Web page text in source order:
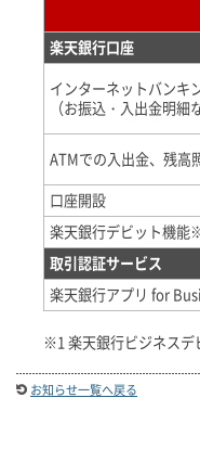
楽天銀行口座
インターネットバンキ
（お振込・入出金明細
ATMでの入出金、残高
口座開設
楽天銀行デビット機能
取引認証サービス
楽天銀行アプリ for
※1 楽天銀行ビジネスデ
お知らせ一覧へ戻る